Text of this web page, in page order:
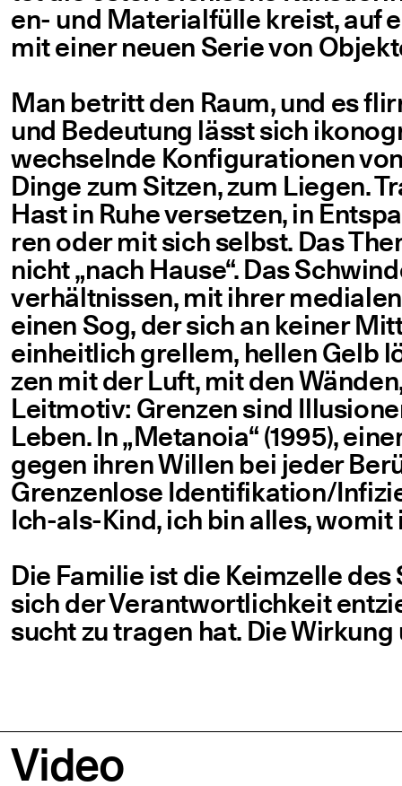
en- und Mate­ri­al­fül­le kreist, auf
mit einer neu­en Serie von
Man betritt den Raum, und es
und Bedeu­tung lässt sich
wech­seln­de Kon­fi­gu­ra­tio­nen
Din­ge zum Sit­zen, zum Lie­gen.
Hast in Ruhe ver­set­zen, in
ren oder mit sich selbst. Das
nicht„nach Hau­se“. Das
ver­hält­nis­sen, mit ihrer
einen Sog, der sich an kei­ner
ein­heit­lich grel­lem, hel­len Gelb
zen mit der Luft, mit den
Leit­mo­tiv: Gren­zen sind
Leben. In„Met­a­noia“ (1995),
gegen ihren Wil­len bei jeder
Gren­zen­lo­se Identifikation/​
Ich-als-Kind, ich bin alles,
Die Fami­lie ist die Keim­zel­le
sich der Ver­ant­wort­lich­keit
sucht zu tra­gen hat. Die
Video